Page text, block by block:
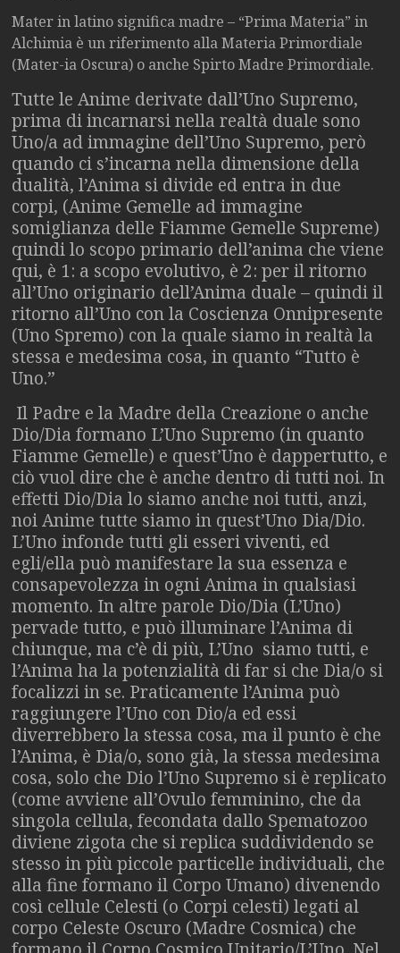
Mater in latino significa madre – “Prima Materia” in
Alchimia è un riferimento alla Materia Primordiale
(Mater-ia Oscura) o anche Spirto Madre Primordiale.
Tutte le Anime derivate dall’Uno Supremo,
prima di incarnarsi nella realtà duale sono
Uno/a ad immagine dell’Uno Supremo, però
quando ci s’incarna nella dimensione della
dualità, l’Anima si divide ed entra in due
corpi, (Anime Gemelle ad immagine
somiglianza delle Fiamme Gemelle Supreme)
quindi lo scopo primario dell’anima che viene
qui, è 1: a scopo evolutivo, è 2: per il ritorno
all’Uno originario dell’Anima duale – quindi il
ritorno all’Uno con la Coscienza Onnipresente
(Uno Spremo) con la quale siamo in realtà la
stessa e medesima cosa, in quanto “Tutto è
Uno.”
Il Padre e la Madre della Creazione o anche
Dio/Dia formano L’Uno Supremo (in quanto
Fiamme Gemelle) e quest’Uno è dappertutto, e
ciò vuol dire che è anche dentro di tutti noi. In
effetti Dio/Dia lo siamo anche noi tutti, anzi,
noi Anime tutte siamo in quest’Uno Dia/Dio.
L’Uno infonde tutti gli esseri viventi, ed
egli/ella può manifestare la sua essenza e
consapevolezza in ogni Anima in qualsiasi
momento. In altre parole Dio/Dia (L’Uno)
pervade tutto, e può illuminare l’Anima di
chiunque, ma c’è di più, L’Uno siamo tutti, e
l’Anima ha la potenzialità di far si che Dia/o si
focalizzi in se. Praticamente l’Anima può
raggiungere l’Uno con Dio/a ed essi
diverrebbero la stessa cosa, ma il punto è che
l’Anima, è Dia/o, sono già, la stessa medesima
cosa, solo che Dio l’Uno Supremo si è replicato
(come avviene all’Ovulo femminino, che da
singola cellula, fecondata dallo Spematozoo
diviene zigota che si replica suddividendo se
stesso in più piccole particelle individuali, che
alla fine formano il Corpo Umano) divenendo
così cellule Celesti (o Corpi celesti) legati al
corpo Celeste Oscuro (Madre Cosmica) che